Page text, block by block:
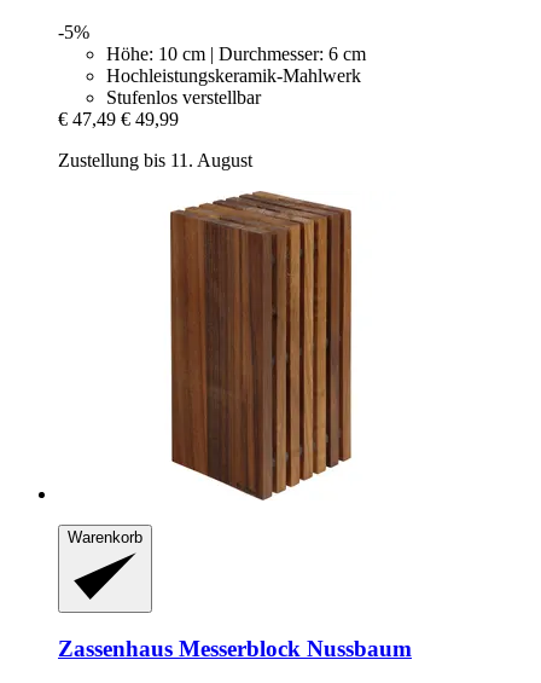
-5%
Höhe: 10 cm | Durchmesser: 6 cm
Hochleistungskeramik-Mahlwerk
Stufenlos verstellbar
€ 47,49 € 49,99
Zustellung bis 11. August
Warenkorb
Zassenhaus Messerblock Nussbaum